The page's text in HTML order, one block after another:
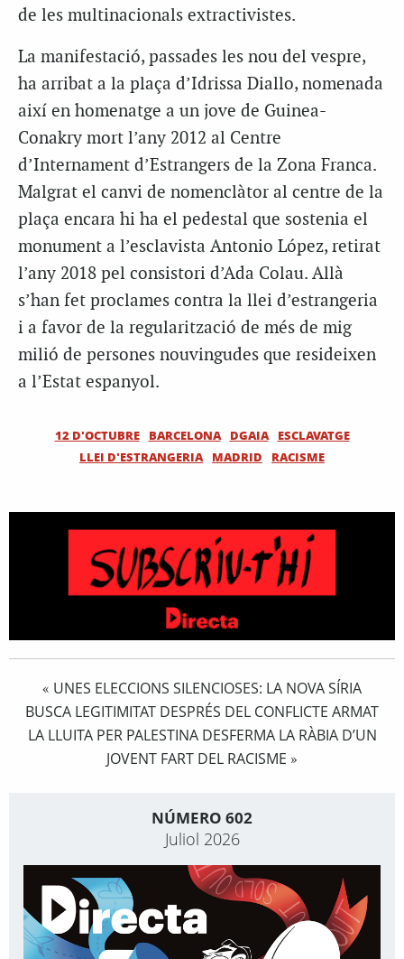
de les multinacionals extractivistes.
La manifestació, passades les nou del vespre,
ha arribat a la plaça d’Idrissa Diallo, nomenada
així en homenatge a un jove de Guinea-
Conakry mort l’any 2012 al Centre
d’Internament d’Estrangers de la Zona Franca.
Malgrat el canvi de nomenclàtor al centre de la
plaça encara hi ha el pedestal que sostenia el
monument a l’esclavista Antonio López, retirat
l’any 2018 pel consistori d’Ada Colau. Allà
s’han fet proclames contra la llei d’estrangeria
i a favor de la regularització de més de mig
milió de persones nouvingudes que resideixen
a l’Estat espanyol.
12 D'OCTUBRE BARCELONA DGAIA
ESCLAVATGE
LLEI D'ESTRANGERIA
MADRID RACISME
« UNES ELECCIONS SILENCIOSES: LA NOVA SÍRIA
BUSCA LEGITIMITAT DESPRÉS DEL CONFLICTE ARMAT
LA LLUITA PER PALESTINA DESFERMA LA RÀBIA D’UN
JOVENT FART DEL RACISME »
NÚMERO 602
Juliol 2026